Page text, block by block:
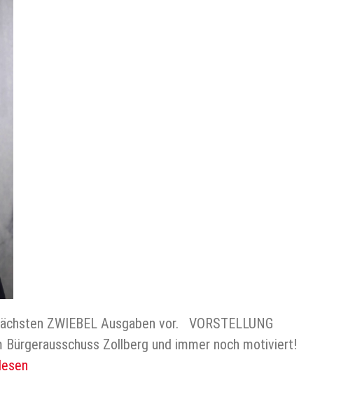
ZWIEBEL Ausgaben vor. VORSTELLUNG
Zollberg und immer noch motiviert!